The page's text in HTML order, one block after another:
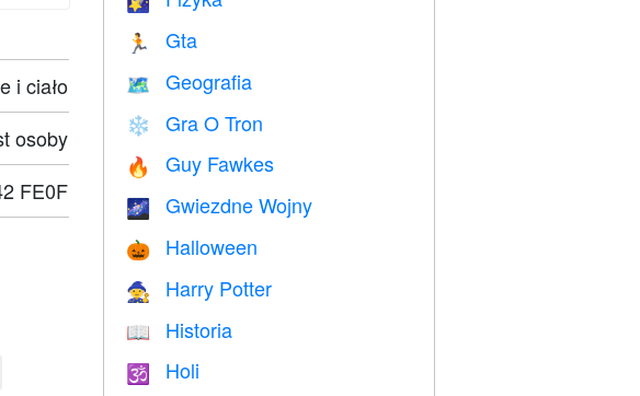
i ciało
osoby
FE0F
🏃 Gta
🗺 Geografia
❄️ Gra O Tron
🔥 Guy Fawkes
🌌 Gwiezdne Wojny
🎃 Halloween
🧙 Harry Potter
📖 Historia
🕉 Holi